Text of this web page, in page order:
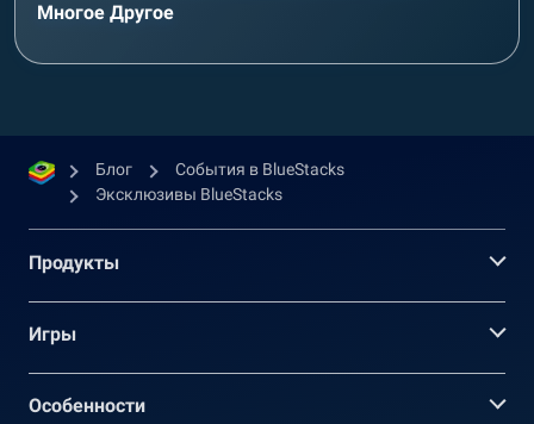
Многое Другое
Блог
События в BlueStacks
Эксклюзивы BlueStacks
Продукты
Игры
Oсобенности